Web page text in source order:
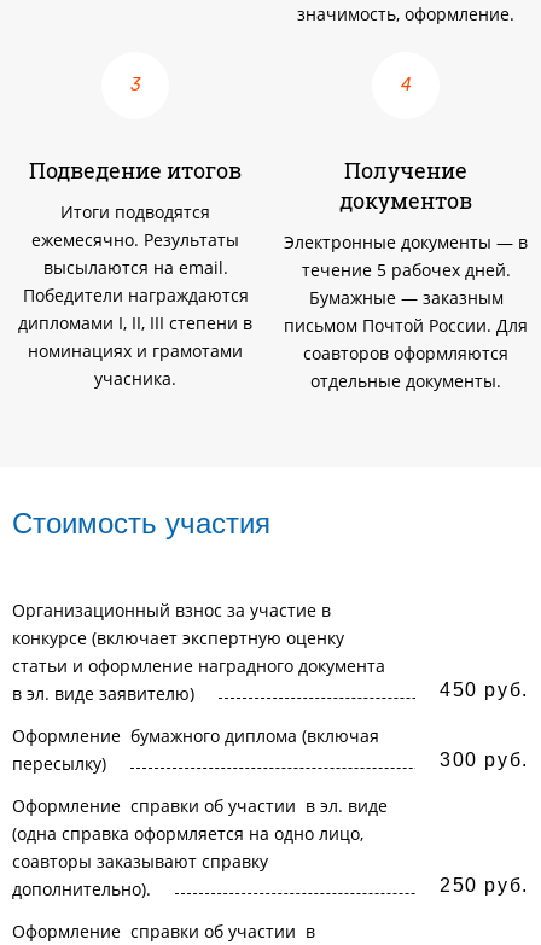
значимость, оформление.
Подведение итогов
Итоги подводятся
ежемесячно. Результаты
высылаются на email.
Победители награждаются
дипломами I, II, III степени в
номинациях и грамотами
учасника.
Получение
документов
Электронные документы — в
течение 5 рабочех дней.
Бумажные — заказным
письмом Почтой России. Для
соавторов оформляются
отдельные документы.
Стоимость участия
Организационный взнос за участие в
конкурсе (включает экспертную оценку
статьи и оформление наградного документа
в эл. виде заявителю)
450 руб.
Оформление бумажного диплома (включая
пересылку)
300 руб.
Оформление справки об участии в эл. виде
(одна справка оформляется на одно лицо,
соавторы заказывают справку
дополнительно).
250 руб.
Оформление справки об участии в